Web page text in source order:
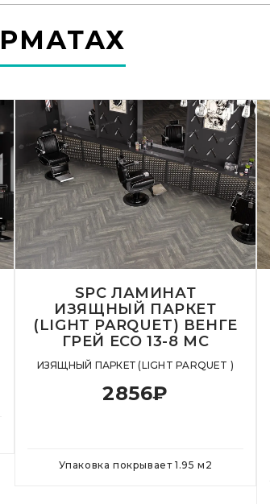
SPC ЛАМИНАТ
ИЗЯЩНЫЙ ПАРКЕТ
(LIGHT PARQUET) ВЕНГЕ
ГРЕЙ ЕСО 13-8 MC
ИЗЯЩНЫЙ ПАРКЕТ (LIGHT PARQUET )
2856₽
Упаковка покрывает1.95 м 2